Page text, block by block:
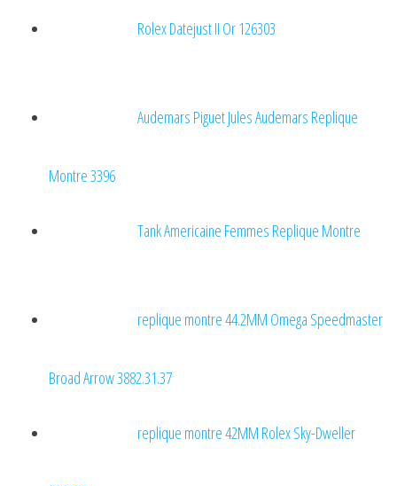
Rolex Datejust II Or 126303
Audemars Piguet Jules Audemars Replique
Montre 3396
Tank Americaine Femmes Replique Montre
replique montre 44.2MM Omega Speedmaster
Broad Arrow 3882.31.37
replique montre 42MM Rolex Sky-Dweller